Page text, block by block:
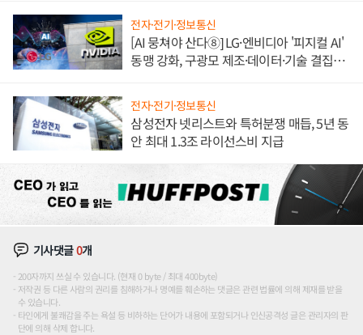
전자·전기·정보통신
[AI 뭉쳐야 산다⑧] LG·엔비디아 '피지컬 AI'
동맹 강화, 구광모 제조·데이터·기술 결집
전자·전기·정보통신
삼성전자 넷리스트와 특허분쟁 매듭, 5년 동
안 최대 1.3조 라이선스비 지급
기사댓글0개
200자까지 쓰실 수 있습니다. (현재 0 byte / 최대 400byte)
저작권 등 다른 사람의 권리를 침해하거나 명예를 훼손하는 댓글은 관련 법률에 의해 제재를 받을
수 있습니다.
타인에게 불쾌감을 주는 욕설 등 비하하는 단어가 내용에 포함되거나 인신공격성 글은 관리자의 판
단에 의해 삭제 합니다.